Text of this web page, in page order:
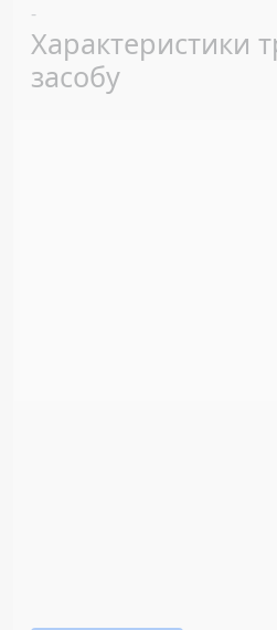
-
Характеристики
засобу